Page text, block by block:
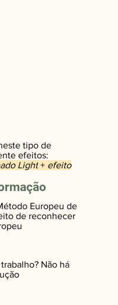
tipo de
efeitos:
Light+ efeito
Europeu de
de reconhecer
Não há